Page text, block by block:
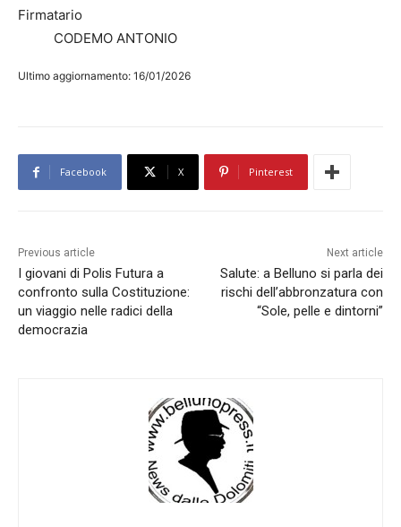
Firmatario
CODEMO ANTONIO
Ultimo aggiornamento: 16/01/2026
Facebook X Pinterest
Previous article
I giovani di Polis Futura a
confronto sulla Costituzione:
un viaggio nelle radici della
democrazia
Next article
Salute: a Belluno si parla dei
rischi dell’abbronzatura con
“Sole, pelle e dintorni”